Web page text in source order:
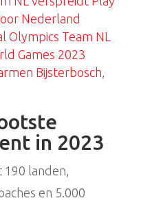
Nederland
Olympics Team NL
Games 2023
Bijsterbosch,
in 2023
190 landen,
en 5.000